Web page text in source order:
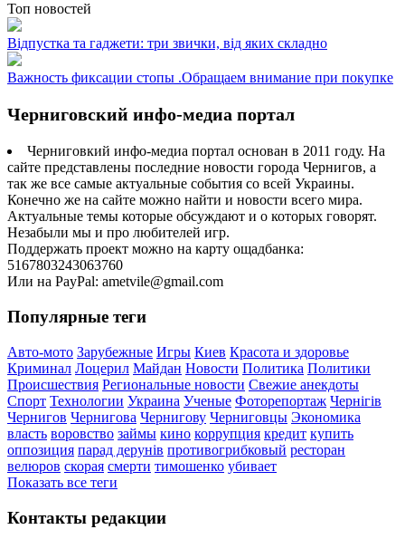
Топ новостей
Відпустка та гаджети: три звички, від яких складно
Важность фиксации стопы .Обращаем внимание при покупке
Черниговский инфо-медиа портал
Черниговкий инфо-медиа портал основан в 2011 году. На
сайте представлены последние новости города Чернигов, а
так же все самые актуальные события со всей Украины.
Конечно же на сайте можно найти и новости всего мира.
Актуальные темы которые обсуждают и о которых говорят.
Незабыли мы и про любителей игр.
Поддержать проект можно на карту ощадбанка:
5167803243063760
Или на PayPal: ametvile@gmail.com
Популярные теги
Авто-мото Зарубежные Игры Киев Красота и здоровье
Криминал Лоцерил Майдан Новости Политика Политики
Происшествия Региональные новости Свежие анекдоты
Спорт Технологии Украина Ученые Фоторепортаж Чернігів
Чернигов Чернигова Чернигову Черниговцы Экономика
власть воровство займы кино коррупция кредит купить
оппозиция парад дерунів противогрибковый ресторан
велюров скорая смерти тимошенко убивает
Показать все теги
Контакты редакции